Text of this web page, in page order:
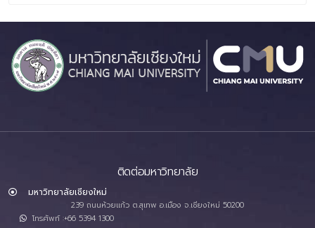
ติดต่อมหาวิทยาลัย
มหาวิทยาลัยเชียงใหม่
239 ถนนห้วยแก้ว ต.สุเทพ อ.เมือง จ.เชียงใหม่ 50200
โทรศัพท์ :+66 5394 1300